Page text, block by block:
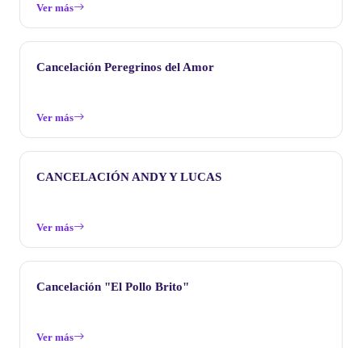
Ver más
Cancelación Peregrinos del Amor
Ver más
CANCELACIÓN ANDY Y LUCAS
Ver más
Cancelación "El Pollo Brito"
Ver más